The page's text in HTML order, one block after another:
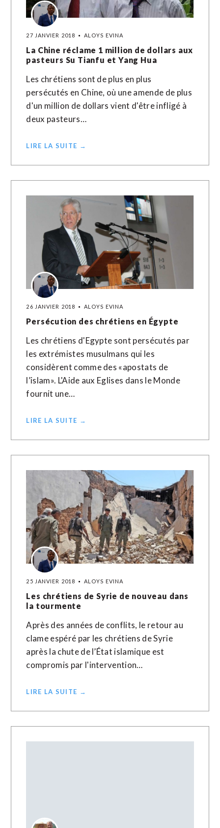
27 JANVIER 2018 ALOYS EVINA
La Chine réclame 1 million de dollars aux
pasteurs Su Tianfu et Yang Hua
Les chrétiens sont de plus en plus
persécutés en Chine, où une amende de plus
d'un million de dollars vient d'être infligé à
deux pasteurs…
LIRE LA SUITE →
26 JANVIER 2018 ALOYS EVINA
Persécution des chrétiens en Égypte
Les chrétiens d'Egypte sont persécutés par
les extrémistes musulmans qui les
considèrent comme des «apostats de
l’islam». L'Aide aux Eglises dans le Monde
fournit une…
LIRE LA SUITE →
25 JANVIER 2018 ALOYS EVINA
Les chrétiens de Syrie de nouveau dans
la tourmente
Après des années de conflits, le retour au
clame espéré par les chrétiens de Syrie
après la chute de l’État islamique est
compromis par l'intervention…
LIRE LA SUITE →